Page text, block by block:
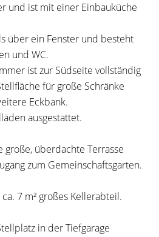
und ist mit einer Einbauküche
über ein Fenster und besteht
und WC.
ist zur Südseite vollständig
für große Schränke
Eckbank.
ausgestattet.
große, überdachte Terrasse
zum Gemeinschaftsgarten.
7 m² großes Kellerabteil.
in der Tiefgarage